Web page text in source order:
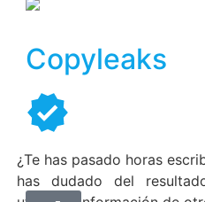
Copyleaks
¿Te has pasado horas
has dudado del